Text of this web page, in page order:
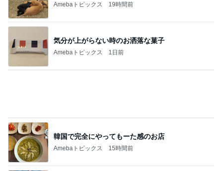
Amebaトピックス 2日前
これから行ってくる胃カメラ検査
Amebaトピックス